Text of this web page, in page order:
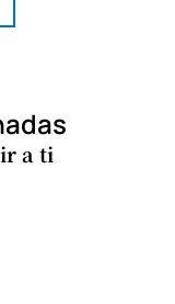
a ti